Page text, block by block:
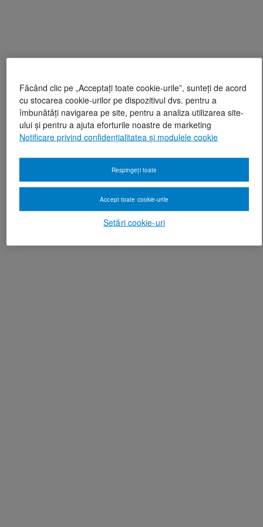
Făcând clic pe „Acceptați toate cookie-urile”, sunteți de acord
cu stocarea cookie-urilor pe dispozitivul dvs. pentru a
îmbunătăți navigarea pe site, pentru a analiza utilizarea site-
ului și pentru a ajuta eforturile noastre de marketing
Notificare privind confidențialitatea și modulele cookie
Setări cookie-uri
Respingeți toate
Accept toate cookie-urile